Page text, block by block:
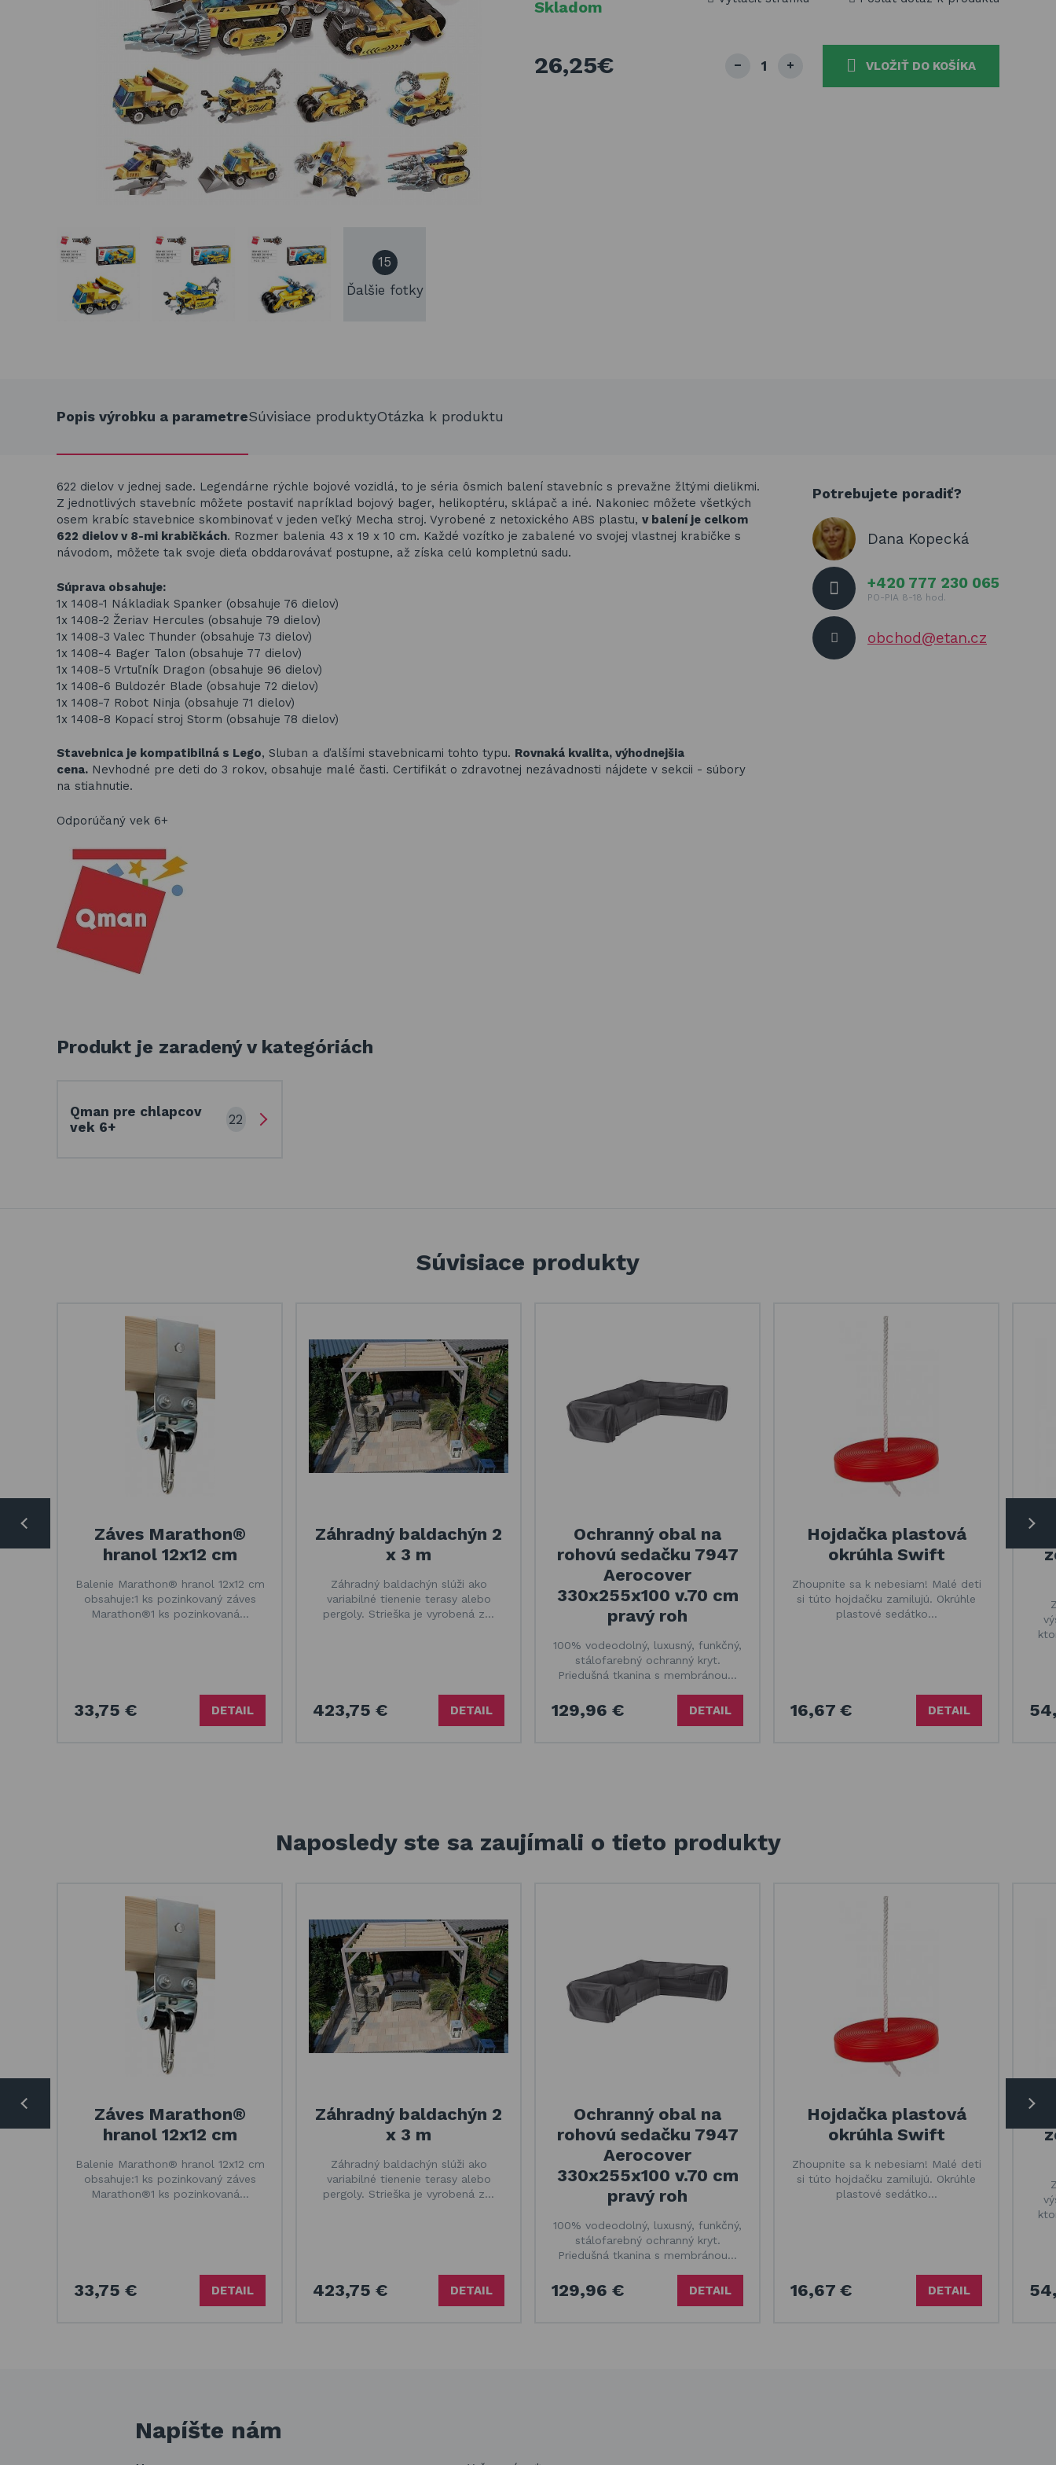
15
Ďalšie fotky
Skladom
26,25€ VLOŽIŤ DO KOŠÍKA
Popis výrobku a parametreSúvisiace produktyOtázka k produktu
622 dielov v jednej sade. Legendárne rýchle bojové vozidlá, to je séria ôsmich balení stavebníc s prevažne žltými dielikmi.
Z jednotlivých stavebníc môžete postaviť napríklad bojový bager, helikoptéru, sklápač a iné. Nakoniec môžete všetkých
osem krabíc stavebnice skombinovať v jeden veľký Mecha stroj. Vyrobené z netoxického ABS plastu, v balení je celkom
622 dielov v 8-mi krabičkách. Rozmer balenia 43 x 19 x 10 cm. Každé vozítko je zabalené vo svojej vlastnej krabičke s
návodom, môžete tak svoje dieťa obddarovávať postupne, až získa celú kompletnú sadu.
Súprava obsahuje:
1x 1408-1 Nákladiak Spanker (obsahuje 76 dielov)
1x 1408-2 Žeriav Hercules (obsahuje 79 dielov)
1x 1408-3 Valec Thunder (obsahuje 73 dielov)
1x 1408-4 Bager Talon (obsahuje 77 dielov)
1x 1408-5 Vrtuľník Dragon (obsahuje 96 dielov)
1x 1408-6 Buldozér Blade (obsahuje 72 dielov)
1x 1408-7 Robot Ninja (obsahuje 71 dielov)
1x 1408-8 Kopací stroj Storm (obsahuje 78 dielov)
Stavebnica je kompatibilná s Lego, Sluban a ďalšími stavebnicami tohto typu. Rovnaká kvalita, výhodnejšia
cena. Nevhodné pre deti do 3 rokov, obsahuje malé časti. Certifikát o zdravotnej nezávadnosti nájdete v sekcii - súbory
na stiahnutie.
Odporúčaný vek 6+
Produkt je zaradený v kategóriách
Qman pre chlapcov
vek 6+
22
Potrebujete poradiť?
Dana Kopecká
+420 777 230 065
PO-PIA 8-18 hod.
obchod@etan.cz
Súvisiace produkty
Záves Marathon®
hranol 12x12 cm
Balenie Marathon® hranol 12x12 cm
obsahuje:1 ks pozinkovaný záves
Marathon®1 ks pozinkovaná…
33,75 € DETAIL
Záhradný baldachýn 2
x 3 m
Záhradný baldachýn slúži ako
variabilné tienenie terasy alebo
pergoly. Strieška je vyrobená z…
423,75 € DETAIL
Ochranný obal na
rohovú sedačku 7947
Aerocover
330x255x100 v.70 cm
pravý roh
100% vodeodolný, luxusný, funkčný,
stálofarebný ochranný kryt.
Priedušná tkanina s membránou…
129,96 € DETAIL
Hojdačka plastová
okrúhla Swift
Zhoupnite sa k nebesiam! Malé deti
si túto hojdačku zamilujú. Okrúhle
plastové sedátko…
16,67 € DETAIL
Naposledy ste sa zaujímali o tieto produkty
Záves Marathon®
hranol 12x12 cm
Balenie Marathon® hranol 12x12 cm
obsahuje:1 ks pozinkovaný záves
Marathon®1 ks pozinkovaná…
33,75 € DETAIL
Záhradný baldachýn 2
x 3 m
Záhradný baldachýn slúži ako
variabilné tienenie terasy alebo
pergoly. Strieška je vyrobená z…
423,75 € DETAIL
Ochranný obal na
rohovú sedačku 7947
Aerocover
330x255x100 v.70 cm
pravý roh
100% vodeodolný, luxusný, funkčný,
stálofarebný ochranný kryt.
Priedušná tkanina s membránou…
129,96 € DETAIL
Hojdačka plastová
okrúhla Swift
Zhoupnite sa k nebesiam! Malé deti
si túto hojdačku zamilujú. Okrúhle
plastové sedátko…
16,67 € DETAIL
Napíšte nám